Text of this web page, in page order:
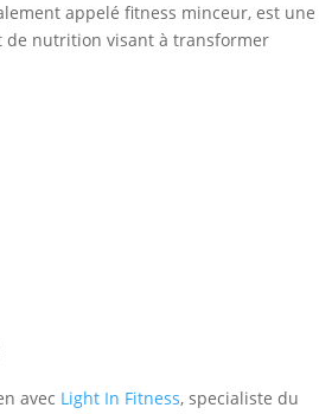
appelé fitness minceur, est une
de nutrition visant à transformer
avec Light In Fitness, specialiste du